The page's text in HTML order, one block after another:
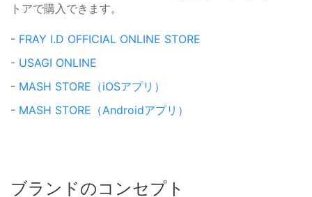
トアで購入できます。
- FRAY I.D OFFICIAL ONLINE STORE
- USAGI ONLINE
- MASH STORE（iOSアプリ）
- MASH STORE（Androidアプリ）
ブランドのコンセプト